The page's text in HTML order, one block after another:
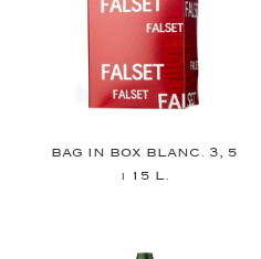
BAG IN BOX BLANC. 3, 5
i 15 L.